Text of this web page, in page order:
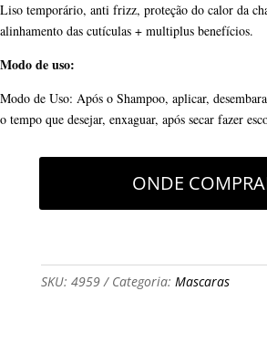
Liso temporário, anti frizz, proteção do calor da
alinhamento das cutículas + multiplus benefícios.
Modo de uso:
Modo de Uso: Após o Shampoo, aplicar,
o tempo que desejar, enxaguar, após secar fazer
ONDE
SKU: 4959 Categoria: Mascaras